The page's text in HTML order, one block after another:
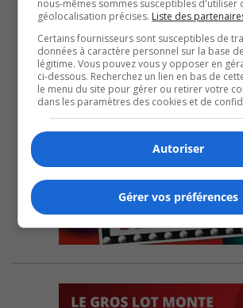
nous-mêmes sommes susceptibles d'utiliser
géolocalisation précises. Liste des
Certains fournisseurs sont susceptibles de
données à caractère personnel sur la base
légitime. Vous pouvez vous y opposer en
ci-dessous. Recherchez un lien en bas de
le menu du site pour gérer ou retirer votre
dans les paramètres des cookies et de
Autoriser
Gérer vos préférences